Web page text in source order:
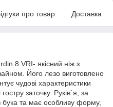
про товар Доставка
8 VRI- якісний ніж з
Його лезо виготовлено
чудові характеристики
заточку. Руків`я, за
бука та має особливу форму,